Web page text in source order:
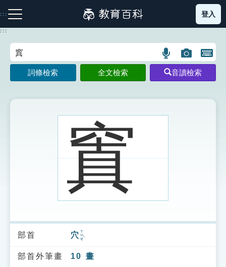
到
主
:::
注音索引圖示 筆畫索引圖示 部首索引表圖示
索引選單
知識索引
登入
:::
語
言
搜
示
圖
片
搜
開
鍵
圖
詞條檢索 全文檢索 音讀檢索
窴
部首 穴 ㄒㄩㄝˋ
部首外筆畫 10 畫